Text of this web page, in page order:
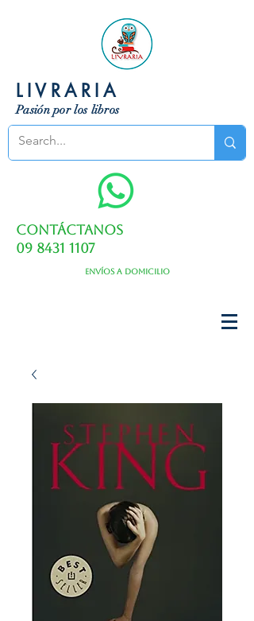
LIVRARIA
Pasión por los libros
Contáctanos
09 8431 1107
Envíos a domicilio